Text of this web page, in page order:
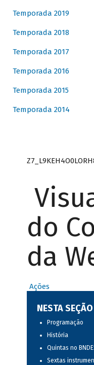
Temporada 2019
Temporada 2018
Temporada 2017
Temporada 2016
Temporada 2015
Temporada 2014
do
da
Ações
NESTA SEÇÃO
Programação
História
Quintas no
Sextas